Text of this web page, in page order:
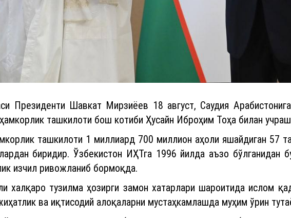
Президенти Шавкат Мирзиёев 18 август, Саудия
ташкилоти бош котиби Ҳусайн Иброҳим Тоҳа билан
ташкилоти 1 миллиард 700 миллион аҳоли яшайдиган 57
биридир. Ўзбекистон ИҲТга 1996 йилда аъзо бўлганидан
изчил ривожланиб бормоқда.
халқаро тузилма ҳозирги замон хатарлари шароитида ислом
ва иқтисодий алоқаларни мустаҳкамлашда муҳим ўрин